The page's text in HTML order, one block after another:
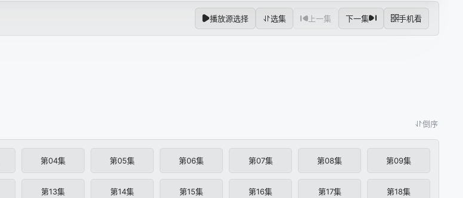
播放源选择 选集 上一集 下一集 手机看
倒序
第04集 第05集 第06集 第07集 第08集 第09集
第13集 第14集 第15集 第16集 第17集 第18集